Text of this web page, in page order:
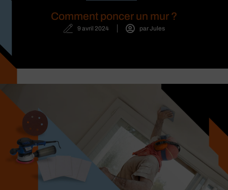
Comment poncer un mur ?
9 avril 2024 parJules